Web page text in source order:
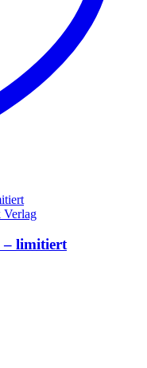
Verlag
– limitiert